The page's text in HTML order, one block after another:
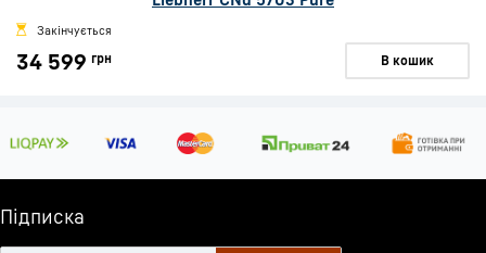
Закінчується
34 599 грн В кошик
Підписка